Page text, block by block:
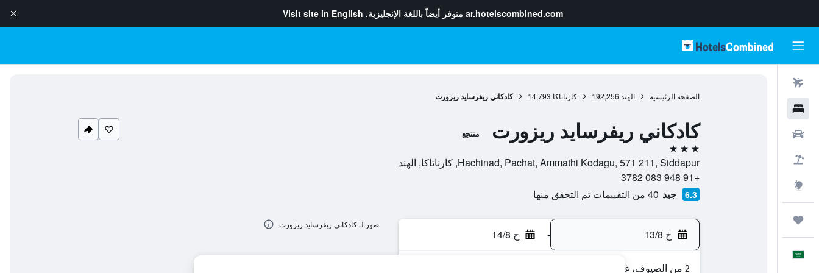
ar.hotelscombined.com متوفر أيضاً باللغة الإنجليزية. Visit site in English
الصفحة الرئيسية الهند 192,256 كارناتاكا 14,793 كادكاني ريفرسايد ريزورت
كادكاني ريفرسايد ريزورت منتجع
3 نجوم
Hachinad, Pachat, Ammathi Kodagu, 571 211, Siddapur, كارناتاكا, الهند
+91 948 083 3782
6.3 جيد 40 من التقييمات تم التحقق منها
خ 13/8 - ج 14/8
2 من الضيوف، غرفة واحدة
صور لـ كادكاني ريفرسايد ريزورت